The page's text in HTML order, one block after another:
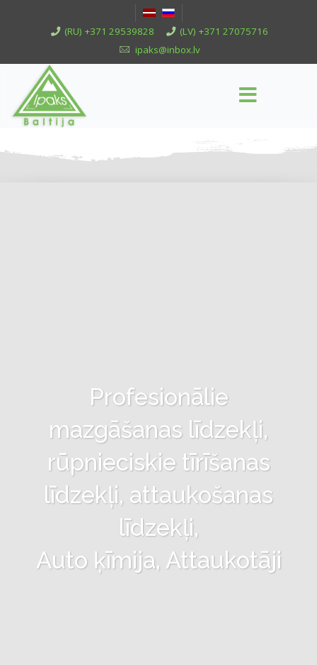
(RU) +371 29539828
(LV) +371 27075716
ipaks@inbox.lv
Profesionālie
mazgāšanas līdzekļi,
rūpnieciskie tīrīšanas
līdzekļi, attaukošanas
līdzekļi,
Auto ķīmija, Attaukotāji